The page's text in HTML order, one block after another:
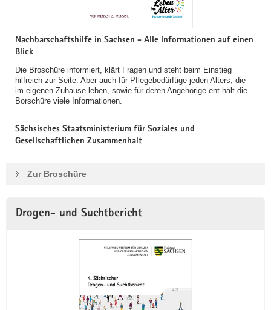
Nachbarschaftshilfe in Sachsen - Alle Informationen auf einen
Blick
Die Broschüre informiert, klärt Fragen und steht beim Einstieg
hilfreich zur Seite. Aber auch für Pflegebedürftige jeden Alters, die
im eigenen Zuhause leben, sowie für deren Angehörige ent-hält die
Borschüre viele Informationen.
Sächsisches Staatsministerium für Soziales und
Gesellschaftlichen Zusammenhalt
Zur Broschüre
Drogen- und Suchtbericht